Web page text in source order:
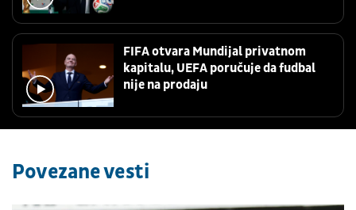
FIFA otvara Mundijal privatnom
kapitalu, UEFA poručuje da fudbal
nije na prodaju
Povezane vesti